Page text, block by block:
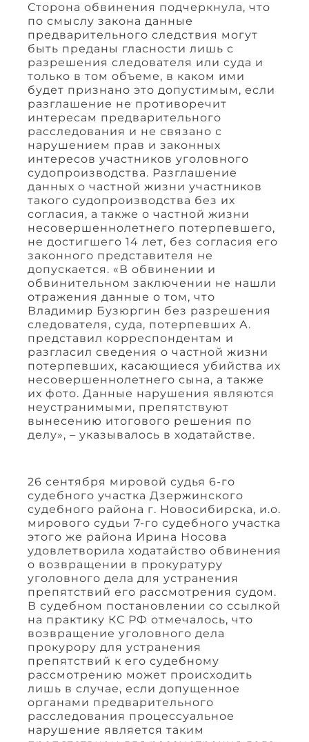
Сторона обвинения подчеркнула, что
по смыслу закона данные
предварительного следствия могут
быть преданы гласности лишь с
разрешения следователя или суда и
только в том объеме, в каком ими
будет признано это допустимым, если
разглашение не противоречит
интересам предварительного
расследования и не связано с
нарушением прав и законных
интересов участников уголовного
судопроизводства. Разглашение
данных о частной жизни участников
такого судопроизводства без их
согласия, а также о частной жизни
несовершеннолетнего потерпевшего,
не достигшего 14 лет, без согласия его
законного представителя не
допускается. «В обвинении и
обвинительном заключении не нашли
отражения данные о том, что
Владимир Бузюргин без разрешения
следователя, суда, потерпевших А.
представил корреспондентам и
разгласил сведения о частной жизни
потерпевших, касающиеся убийства их
несовершеннолетнего сына, а также
их фото. Данные нарушения являются
неустранимыми, препятствуют
вынесению итогового решения по
делу», – указывалось в ходатайстве.
26 сентября мировой судья 6-го
судебного участка Дзержинского
судебного района г. Новосибирска, и.о.
мирового судьи 7-го судебного участка
этого же района Ирина Носова
удовлетворила ходатайство обвинения
о возвращении в прокуратуру
уголовного дела для устранения
препятствий его рассмотрения судом.
В судебном постановлении со ссылкой
на практику КС РФ отмечалось, что
возвращение уголовного дела
прокурору для устранения
препятствий к его судебному
рассмотрению может происходить
лишь в случае, если допущенное
органами предварительного
расследования процессуальное
нарушение является таким